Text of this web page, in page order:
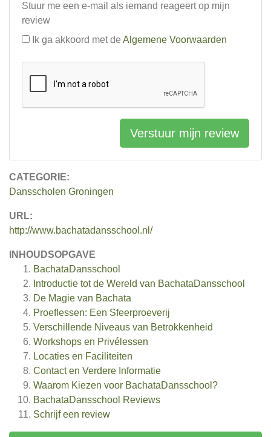
CATEGORIE:
Dansscholen Groningen
URL:
http://www.bachatadansschool.nl/
INHOUDSOPGAVE
BachataDansschool
Introductie tot de Wereld van BachataDansschool
De Magie van Bachata
Proeflessen: Een Sfeerproeverij
Verschillende Niveaus van Betrokkenheid
Workshops en Privélessen
Locaties en Faciliteiten
Contact en Verdere Informatie
Waarom Kiezen voor BachataDansschool?
BachataDansschool Reviews
Schrijf een review
Stuur me een e-mail als iemand reageert op mijn
review
Ik ga akkoord met de Algemene Voorwaarden
Verstuur mijn review